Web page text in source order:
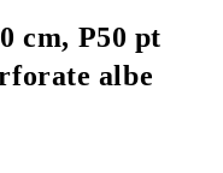
cm, P50 pt
albe